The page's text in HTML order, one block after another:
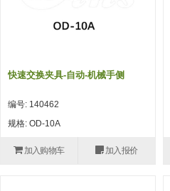
快速交换夹具-自动-机械手侧
编号: 140462
规格: OD-10A
加入购物车 加入报价
接板 (4)
基础框架模组 (18)
调速阀 (5)
电磁阀接头 (6)
轻量化·树脂部品(钢管连接器) (4)
自动型快速交换用夹具(多关节机
器人用)